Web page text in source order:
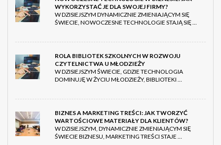
WYKORZYSTAĆ JE DLA SWOJEJ FIRMY?
W DZISIEJSZYM DYNAMICZNIE ZMIENIAJĄCYM SIĘ
ŚWIECIE, NOWOCZESNE TECHNOLOGIE STAJĄ SIĘ …
ROLA BIBLIOTEK SZKOLNYCH W ROZWOJU
CZYTELNICTWA U MŁODZIEŻY
W DZISIEJSZYM ŚWIECIE, GDZIE TECHNOLOGIA
DOMINUJĘ W ŻYCIU MŁODZIEŻY, BIBLIOTEKI …
BIZNES A MARKETING TREŚCI: JAK TWORZYĆ
WARTOŚCIOWE MATERIAŁY DLA KLIENTÓW?
W DZISIEJSZYM, DYNAMICZNIE ZMIENIAJĄCYM SIĘ
ŚWIECIE BIZNESU, MARKETING TREŚCI STAJE …